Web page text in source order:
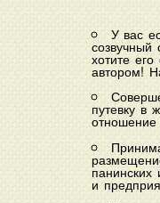
У вас
созвучный
хотите его
автором!
путевку в
панинских
и